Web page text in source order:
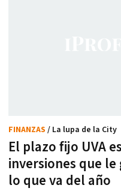
El plazo fijo UVA
inversiones que
lo que va del año
FINANZAS / La lupa de la City